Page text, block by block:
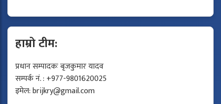
हाम्रो टीम:
प्रधान सम्पादकः बृजकुमार यादव
सम्पर्क नं. : +977-9801620025
इमेल:brijkry@gmail.com